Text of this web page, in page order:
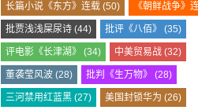
长篇小说《东方》连载 (50) 《朝鲜战争》
批贾浅浅屎尿诗 (44) 批评《八佰》 (35)
评电影《长津湖》 (34) 中美贸易战 (32)
董袭莹风波 (28) 批判《生万物》 (28)
三河禁用红蓝黑 (27) 美国封锁华为 (26)